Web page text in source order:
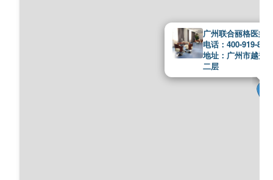
广州联合丽格医疗
电话：400-919-
地址：广州市越秀
二层